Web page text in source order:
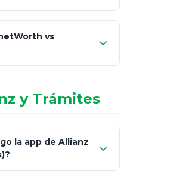
informales en
consultor técnico
vs
netWorth (Certificado)
y Trámites
la app de Allianz